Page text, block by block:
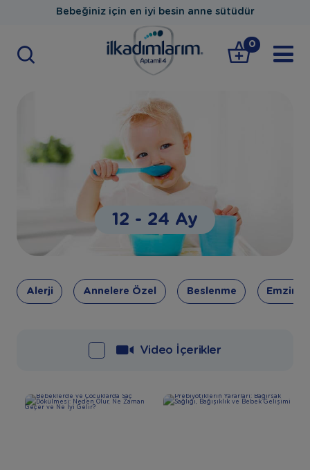
Bebeğiniz için en iyi besin anne sütüdür
0
12 - 24 Ay
Alerji Annelere Özel Beslenme
Video İçerikler